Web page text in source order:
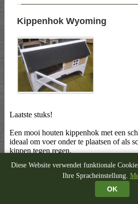
--
Kippenhok Wyoming
Laatste stuks!
Een mooi houten kippenhok met een
ideaal om voer onder te plaatsen of als
kippen tegen regen.
Geleverd als eenvoudig bouwpakket.
Afmetingen: 150 x 84 x 99 cm
Diese Website verwendet funktionale
Ihre Spracheinstellung.
OK